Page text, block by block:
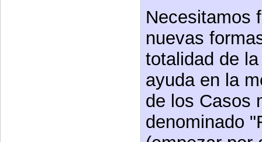
Necesitamos
nuevas
totalidad de
ayuda en la
de los Casos
denominado